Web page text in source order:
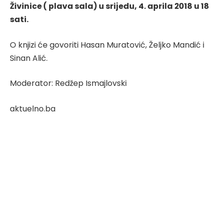
Živinice ( plava sala) u srijedu, 4. aprila 2018 u 18
sati.
O knjizi će govoriti Hasan Muratović, Željko Mandić i
Sinan Alić.
Moderator: Redžep Ismajlovski
aktuelno.ba